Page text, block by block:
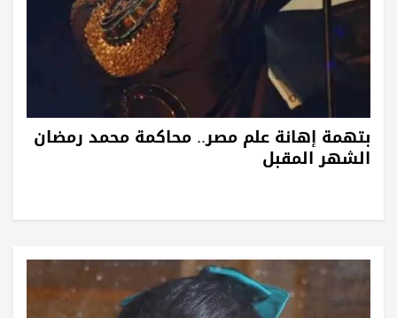
بتهمة إهانة علم مصر.. محاكمة محمد رمضان
الشهر المقبل